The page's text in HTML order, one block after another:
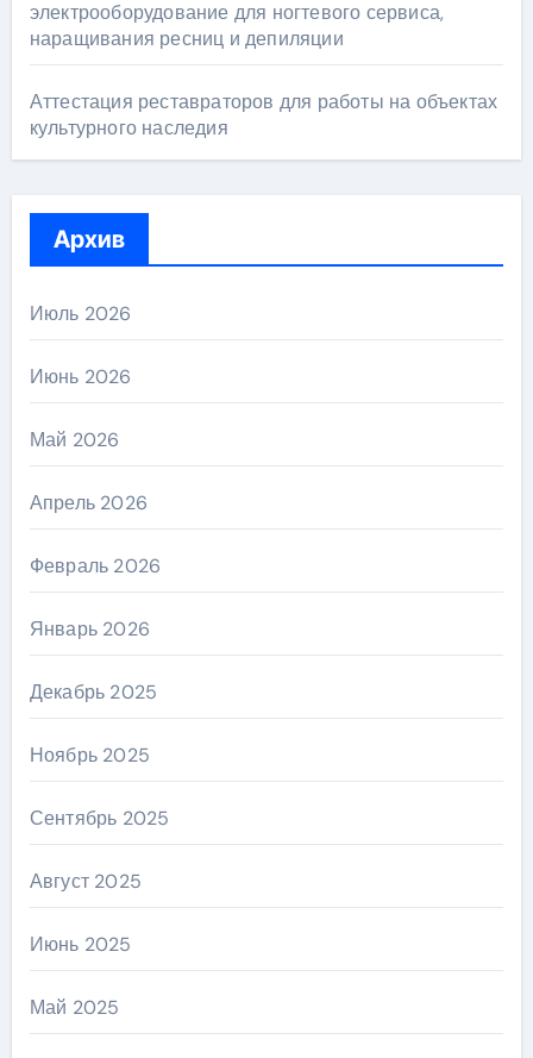
электрооборудование для ногтевого сервиса,
наращивания ресниц и депиляции
Аттестация реставраторов для работы на объектах
культурного наследия
Архив
Июль 2026
Июнь 2026
Май 2026
Апрель 2026
Февраль 2026
Январь 2026
Декабрь 2025
Ноябрь 2025
Сентябрь 2025
Август 2025
Июнь 2025
Май 2025